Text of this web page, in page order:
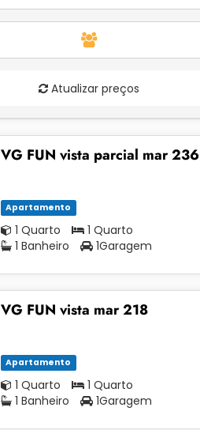
Atualizar preços
VG FUN vista parcial mar 236
Apartamento
1 Quarto
1 Quarto
1 Banheiro
1Garagem
VG FUN vista mar 218
Apartamento
1 Quarto
1 Quarto
1 Banheiro
1Garagem